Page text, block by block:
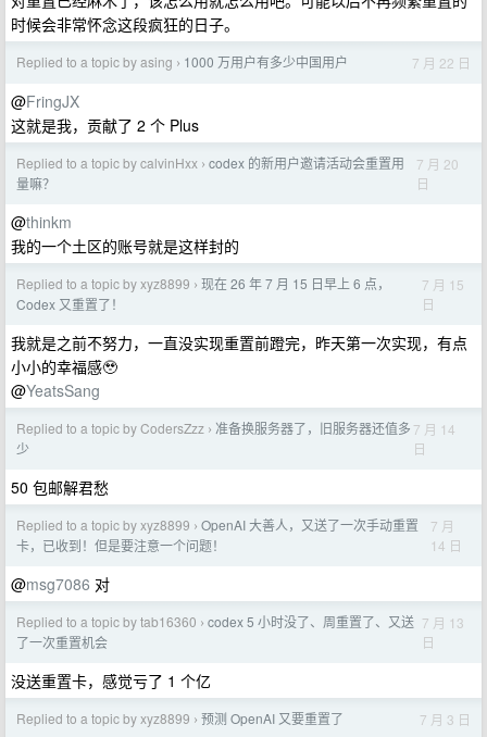
时候会非常怀念这段疯狂的日子。
Replied to a topic by asing › 1000 万用户有多少中国用户 7 月 22 日
@FringJX
这就是我，贡献了 2 个 Plus
Replied to a topic by calvinHxx › codex 的新用户邀请活动会重置用
量嘛？
7 月 20
日
@thinkm
我的一个土区的账号就是这样封的
Replied to a topic by xyz8899 › 现在 26 年 7 月 15 日早上 6 点，
Codex 又重置了！
7 月 15
日
我就是之前不努力，一直没实现重置前蹬完，昨天第一次实现，有点
小小的幸福感🥹
@YeatsSang
Replied to a topic by CodersZzz › 准备换服务器了，旧服务器还值多
少
7 月 14
日
50 包邮解君愁
Replied to a topic by xyz8899 › OpenAI 大善人，又送了一次手动重置
卡，已收到！但是要注意一个问题！
7 月
14 日
@msg7086 对
Replied to a topic by tab16360 › codex 5 小时没了、周重置了、又送
了一次重置机会
7 月 13
日
没送重置卡，感觉亏了 1 个亿
Replied to a topic by xyz8899 › 预测 OpenAI 又要重置了 7 月 3 日